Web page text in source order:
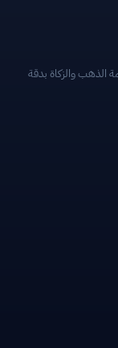
الذهب والزكاة بدقة